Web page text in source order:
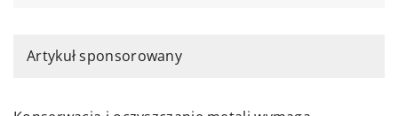
Artykuł sponsorowany